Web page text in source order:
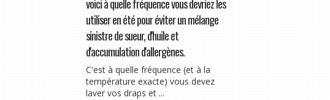
voici à quelle fréquence vous devriez les
utiliser en été pour éviter un mélange
sinistre de sueur, d'huile et
d'accumulation d'allergènes.
C'est à quelle fréquence (et à la
température exacte) vous devez
laver vos draps et ...